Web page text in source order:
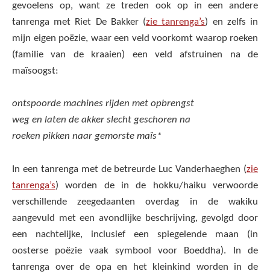
gevoelens op, want ze treden ook op in een andere
tanrenga met Riet De Bakker (zie tanrenga’s) en zelfs in
mijn eigen poëzie, waar een veld voorkomt waarop roeken
(familie van de kraaien) een veld afstruinen na de
maïsoogst:
ontspoorde machines rijden met opbrengst
weg en laten de akker slecht geschoren na
roeken pikken naar gemorste maïs*
In een tanrenga met de betreurde Luc Vanderhaeghen (zie
tanrenga’s) worden de in de hokku/haiku verwoorde
verschillende zeegedaanten overdag in de wakiku
aangevuld met een avondlijke beschrijving, gevolgd door
een nachtelijke, inclusief een spiegelende maan (in
oosterse poëzie vaak symbool voor Boeddha). In de
tanrenga over de opa en het kleinkind worden in de